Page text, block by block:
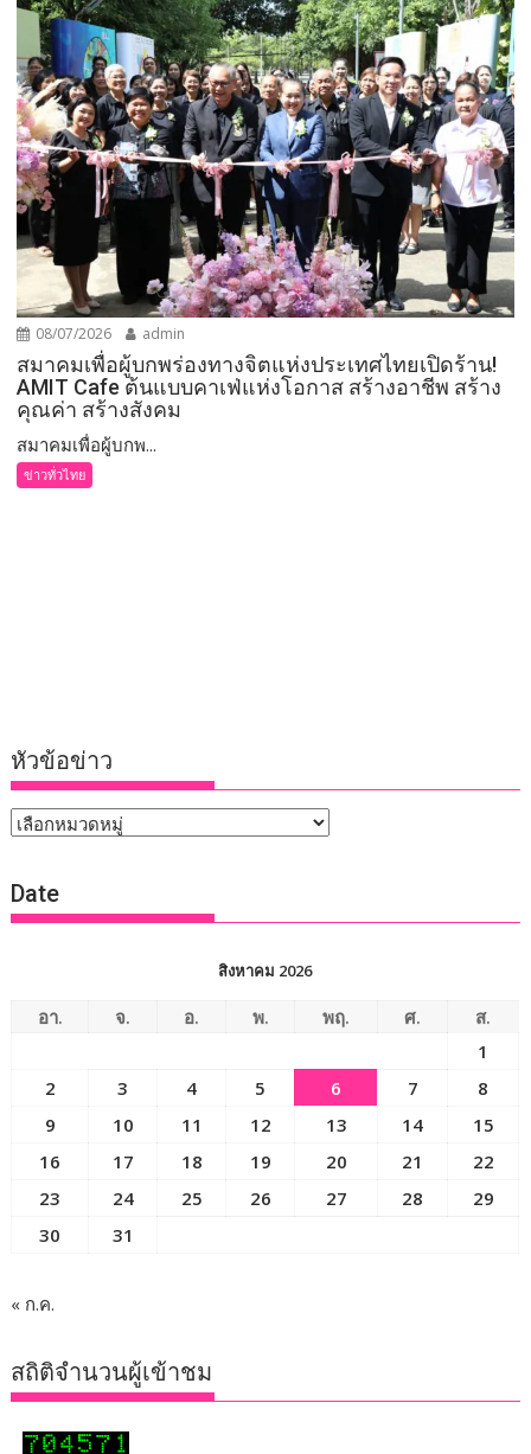
08/07/2026 admin
สมาคมเพื่อผู้บกพร่องทางจิตแห่งประเทศไทยเปิดร้าน!
AMIT Cafe ต้นแบบคาเฟ่แห่งโอกาส สร้างอาชีพ สร้าง
คุณค่า สร้างสังคม
สมาคมเพื่อผู้บกพ...
ข่าวทั่วไทย
หัวข้อข่าว
หัวข้อ
Date
สิงหาคม 2026
อา. จ. อ. พ. พฤ. ศ.
ส.
1
2
3 4 5 6 7
8
9
10 11 12 13 14
15
16
17 18 19 20 21
22
23
24 25 26 27 28
29
30
31
« ก.ค.
สถิติจำนวนผู้เข้าชม